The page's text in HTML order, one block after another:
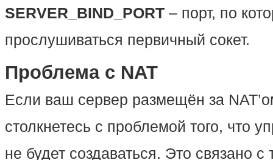
SERVER_BIND_PORT – порт, по
прослушиваться первичный сокет.
Проблема с NAT
Если ваш сервер размещён за
столкнетесь с проблемой того, что
не будет создаваться. Это связано